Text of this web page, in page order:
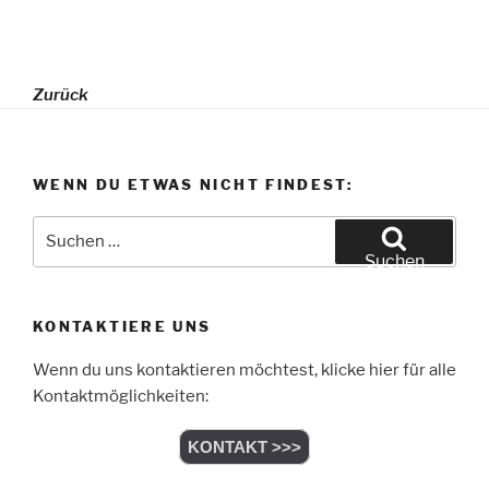
Zurück
WENN DU ETWAS NICHT FINDEST:
Suchen
KONTAKTIERE UNS
Wenn du uns kontaktieren möchtest, klicke hier für alle
Kontaktmöglichkeiten:
KONTAKT >>>